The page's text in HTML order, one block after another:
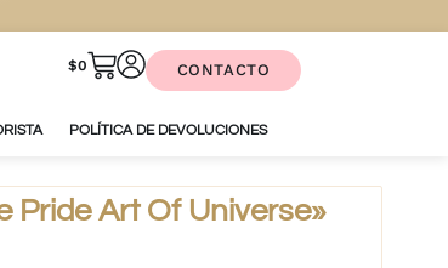
$0 CONTACTO
POLÍTICA DE DEVOLUCIONES
Pride Art Of Universe»